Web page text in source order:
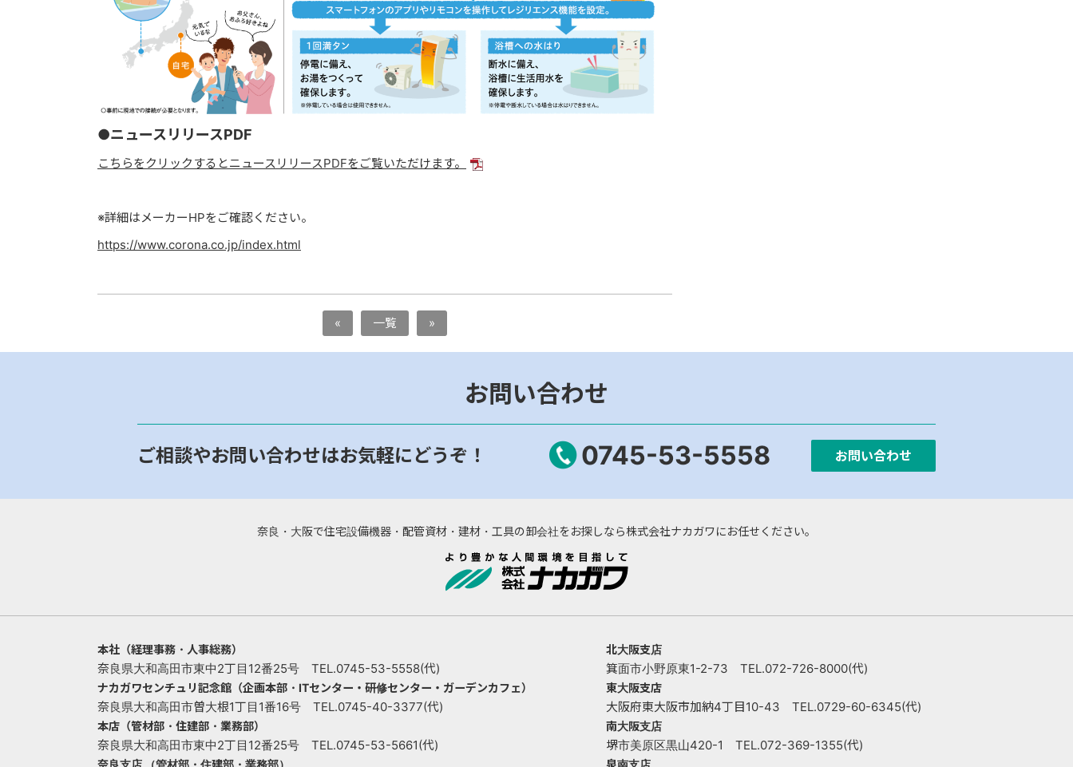
●ニュースリリースPDF
こちらをクリックするとニュースリリースPDFをご覧いただけます。
※詳細はメーカーHPをご確認ください。
https://www.corona.co.jp/index.html
« 一覧 »
お問い合わせ
ご相談やお問い合わせはお気軽にどうぞ！ 0745-53-5558 お問い合わせ
奈良・大阪で住宅設備機器・配管資材・建材・工具の卸会社をお探しなら株式会社ナカガワにお任せください。
本社（経理事務・人事総務）
奈良県大和高田市東中2丁目12番25号 TEL.0745-53-5558(代)
ナカガワセンチュリ記念館（企画本部・ITセンター・研修センター・ガーデンカフェ）
奈良県大和高田市曽大根1丁目1番16号 TEL.0745-40-3377(代)
本店（管材部・住建部・業務部）
奈良県大和高田市東中2丁目12番25号 TEL.0745-53-5661(代)
奈良支店 （管材部・住建部・業務部）
北大阪支店
箕面市小野原東1-2-73 TEL.072-726-8000(代)
東大阪支店
大阪府東大阪市加納4丁目10-43 TEL.0729-60-6345(代)
南大阪支店
堺市美原区黒山420-1 TEL.072-369-1355(代)
泉南支店